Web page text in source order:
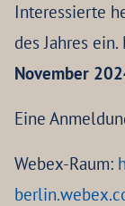
Interessierte
des Jahres
November
Eine
Webex-Raum: